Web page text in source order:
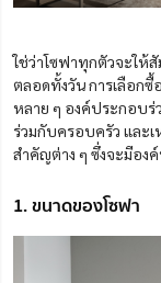
ใช่ว่าโซฟาทุกตัวจะให้
ตลอดทั้งวัน การเลือกซื้
หลาย ๆ องค์ประกอบร่
ร่วมกับครอบครัว และเ
สำคัญต่าง ๆ ซึ่งจะมีอง
1. ขนาดของโซฟา